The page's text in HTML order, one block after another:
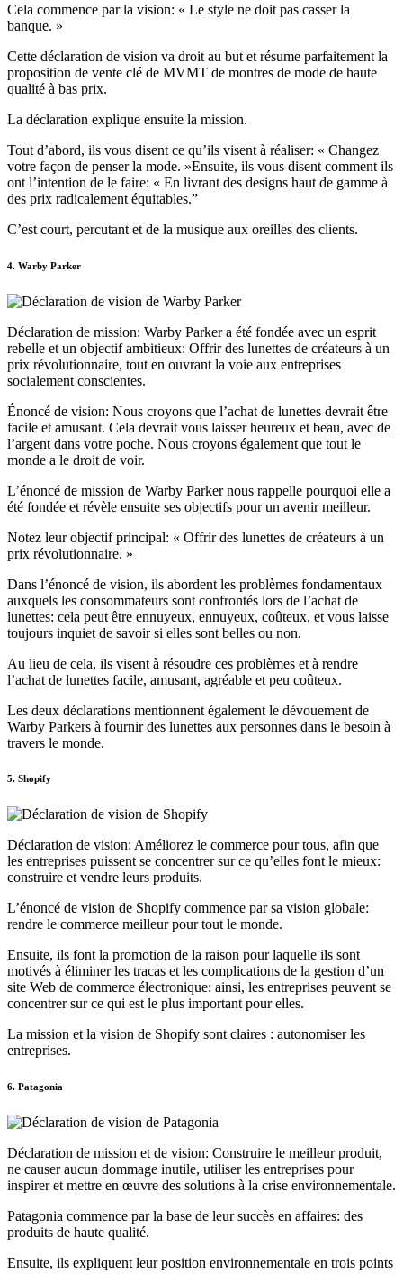
Cela commence par la vision: « Le style ne doit pas casser la
banque. »
Cette déclaration de vision va droit au but et résume parfaitement la
proposition de vente clé de MVMT de montres de mode de haute
qualité à bas prix.
La déclaration explique ensuite la mission.
Tout d’abord, ils vous disent ce qu’ils visent à réaliser: « Changez
votre façon de penser la mode. »Ensuite, ils vous disent comment ils
ont l’intention de le faire: « En livrant des designs haut de gamme à
des prix radicalement équitables.”
C’est court, percutant et de la musique aux oreilles des clients.
4. Warby Parker
Déclaration de mission: Warby Parker a été fondée avec un esprit
rebelle et un objectif ambitieux: Offrir des lunettes de créateurs à un
prix révolutionnaire, tout en ouvrant la voie aux entreprises
socialement conscientes.
Énoncé de vision: Nous croyons que l’achat de lunettes devrait être
facile et amusant. Cela devrait vous laisser heureux et beau, avec de
l’argent dans votre poche. Nous croyons également que tout le
monde a le droit de voir.
L’énoncé de mission de Warby Parker nous rappelle pourquoi elle a
été fondée et révèle ensuite ses objectifs pour un avenir meilleur.
Notez leur objectif principal: « Offrir des lunettes de créateurs à un
prix révolutionnaire. »
Dans l’énoncé de vision, ils abordent les problèmes fondamentaux
auxquels les consommateurs sont confrontés lors de l’achat de
lunettes: cela peut être ennuyeux, ennuyeux, coûteux, et vous laisse
toujours inquiet de savoir si elles sont belles ou non.
Au lieu de cela, ils visent à résoudre ces problèmes et à rendre
l’achat de lunettes facile, amusant, agréable et peu coûteux.
Les deux déclarations mentionnent également le dévouement de
Warby Parkers à fournir des lunettes aux personnes dans le besoin à
travers le monde.
5. Shopify
Déclaration de vision: Améliorez le commerce pour tous, afin que
les entreprises puissent se concentrer sur ce qu’elles font le mieux:
construire et vendre leurs produits.
L’énoncé de vision de Shopify commence par sa vision globale:
rendre le commerce meilleur pour tout le monde.
Ensuite, ils font la promotion de la raison pour laquelle ils sont
motivés à éliminer les tracas et les complications de la gestion d’un
site Web de commerce électronique: ainsi, les entreprises peuvent se
concentrer sur ce qui est le plus important pour elles.
La mission et la vision de Shopify sont claires : autonomiser les
entreprises.
6. Patagonia
Déclaration de mission et de vision: Construire le meilleur produit,
ne causer aucun dommage inutile, utiliser les entreprises pour
inspirer et mettre en œuvre des solutions à la crise environnementale.
Patagonia commence par la base de leur succès en affaires: des
produits de haute qualité.
Ensuite, ils expliquent leur position environnementale en trois points